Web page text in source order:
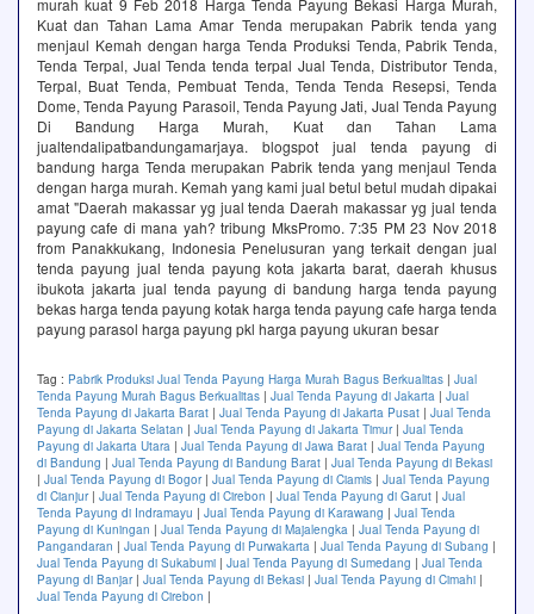
murah kuat 9 Feb 2018 Harga Tenda Payung Bekasi Harga Murah,
Kuat dan Tahan Lama Amar Tenda merupakan Pabrik tenda yang
menjaul Kemah dengan harga Tenda Produksi Tenda, Pabrik Tenda,
Tenda Terpal, Jual Tenda tenda terpal Jual Tenda, Distributor Tenda,
Terpal, Buat Tenda, Pembuat Tenda, Tenda Tenda Resepsi, Tenda
Dome, Tenda Payung Parasoil, Tenda Payung Jati, Jual Tenda Payung
Di Bandung Harga Murah, Kuat dan Tahan Lama
jualtendalipatbandungamarjaya. blogspot jual tenda payung di
bandung harga Tenda merupakan Pabrik tenda yang menjaul Tenda
dengan harga murah. Kemah yang kami jual betul betul mudah dipakai
amat "Daerah makassar yg jual tenda Daerah makassar yg jual tenda
payung cafe di mana yah? tribung MksPromo. 7:35 PM 23 Nov 2018
from Panakkukang, Indonesia Penelusuran yang terkait dengan jual
tenda payung jual tenda payung kota jakarta barat, daerah khusus
ibukota jakarta jual tenda payung di bandung harga tenda payung
bekas harga tenda payung kotak harga tenda payung cafe harga tenda
payung parasol harga payung pkl harga payung ukuran besar
Tag : Pabrik Produksi Jual Tenda Payung Harga Murah Bagus Berkualitas | Jual
Tenda Payung Murah Bagus Berkualitas | Jual Tenda Payung di Jakarta | Jual
Tenda Payung di Jakarta Barat | Jual Tenda Payung di Jakarta Pusat | Jual Tenda
Payung di Jakarta Selatan | Jual Tenda Payung di Jakarta Timur| Jual Tenda
Payung di Jakarta Utara | Jual Tenda Payung di Jawa Barat | Jual Tenda Payung
di Bandung | Jual Tenda Payung di Bandung Barat | Jual Tenda Payung di Bekasi
| Jual Tenda Payung di Bogor| Jual Tenda Payung di Ciamis | Jual Tenda Payung
di Cianjur| Jual Tenda Payung di Cirebon | Jual Tenda Payung di Garut | Jual
Tenda Payung di Indramayu | Jual Tenda Payung di Karawang | Jual Tenda
Payung di Kuningan | Jual Tenda Payung di Majalengka | Jual Tenda Payung di
Pangandaran | Jual Tenda Payung di Purwakarta | Jual Tenda Payung di Subang |
Jual Tenda Payung di Sukabumi | Jual Tenda Payung di Sumedang | Jual Tenda
Payung di Banjar| Jual Tenda Payung di Bekasi | Jual Tenda Payung di Cimahi |
Jual Tenda Payung di Cirebon |